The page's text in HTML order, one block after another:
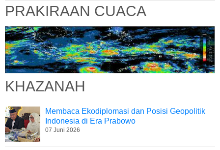
PRAKIRAAN CUACA
KHAZANAH
Membaca Ekodiplomasi dan Posisi Geopolitik
Indonesia di Era Prabowo
07 Juni 2026